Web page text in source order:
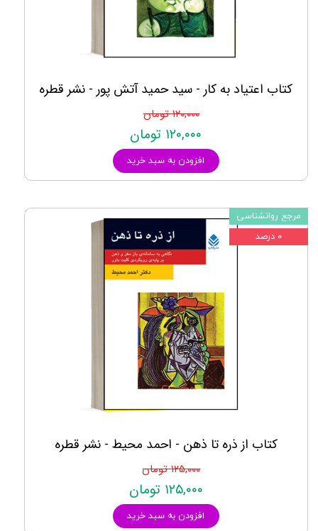
کتاب اعتیاد به کار - سید حمید آتش پور - نشر قطره
۱۲۰,۰۰۰ تومان
۱۲۰,۰۰۰ تومان
افزودن به سبد خرید
کتاب از ذره تا ذهن - احمد محیط - نشر قطره
۱۲۵,۰۰۰ تومان
۱۲۵,۰۰۰ تومان
افزودن به سبد خرید
مرجع روانشناسی
۰ درصد